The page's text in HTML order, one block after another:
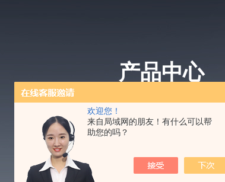
欢迎您！
来自局域网的朋友！有什么可以帮
助您的吗？
产品中心
PRODUCTS CENTER